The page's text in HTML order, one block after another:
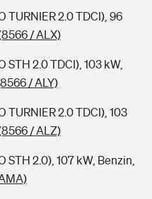
TURNIER 2.0 TDCI), 96
/ ALX)
STH 2.0 TDCI), 103 kW,
/ ALY)
TURNIER 2.0 TDCI), 103
/ ALZ)
STH 2.0), 107 kW, Benzin,